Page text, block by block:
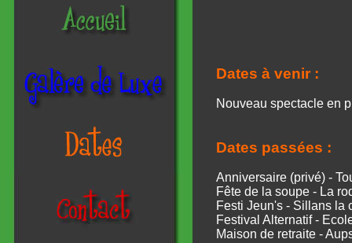
Dates à venir :
Nouveau spectacle en
Dates passées :
Anniversaire (privé) -
Fête de la soupe - La
Festi Jeun's - Sillans la
Festival Alternatif -
Maison de retraite -